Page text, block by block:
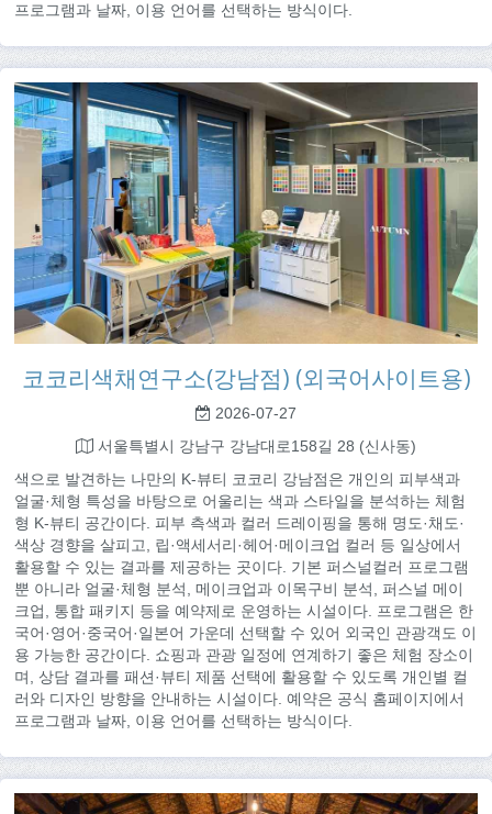
프로그램과 날짜, 이용 언어를 선택하는 방식이다.
코코리색채연구소(강남점) (외국어사이트용)
2026-07-27
서울특별시 강남구 강남대로158길 28 (신사동)
색으로 발견하는 나만의 K-뷰티 코코리 강남점은 개인의 피부색과
얼굴·체형 특성을 바탕으로 어울리는 색과 스타일을 분석하는 체험
형 K-뷰티 공간이다. 피부 측색과 컬러 드레이핑을 통해 명도·채도·
색상 경향을 살피고, 립·액세서리·헤어·메이크업 컬러 등 일상에서
활용할 수 있는 결과를 제공하는 곳이다. 기본 퍼스널컬러 프로그램
뿐 아니라 얼굴·체형 분석, 메이크업과 이목구비 분석, 퍼스널 메이
크업, 통합 패키지 등을 예약제로 운영하는 시설이다. 프로그램은 한
국어·영어·중국어·일본어 가운데 선택할 수 있어 외국인 관광객도 이
용 가능한 공간이다. 쇼핑과 관광 일정에 연계하기 좋은 체험 장소이
며, 상담 결과를 패션·뷰티 제품 선택에 활용할 수 있도록 개인별 컬
러와 디자인 방향을 안내하는 시설이다. 예약은 공식 홈페이지에서
프로그램과 날짜, 이용 언어를 선택하는 방식이다.